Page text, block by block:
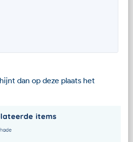
dan op deze plaats het